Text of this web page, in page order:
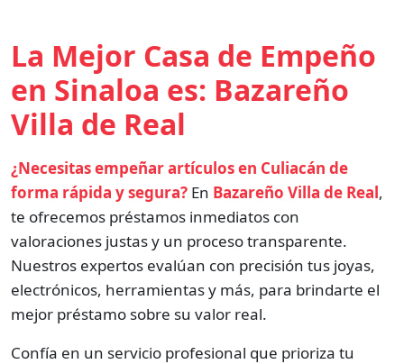
La Mejor Casa de Empeño
en Sinaloa es: Bazareño
Villa de Real
¿Necesitas empeñar artículos en Culiacán de
forma rápida y segura? En Bazareño Villa de Real,
te ofrecemos préstamos inmediatos con
valoraciones justas y un proceso transparente.
Nuestros expertos evalúan con precisión tus joyas,
electrónicos, herramientas y más, para brindarte el
mejor préstamo sobre su valor real.
Confía en un servicio profesional que prioriza tu